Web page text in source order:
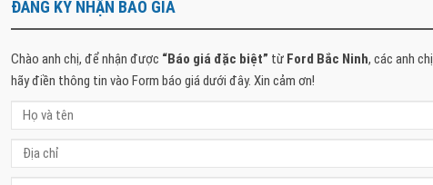
ĐĂNG KÝ NHẬN BÁO GIÁ
Chào anh chị, để nhận được “Báo giá đặc biệt” từ Ford Bắc Ninh, các anh chị
hãy điền thông tin vào Form báo giá dưới đây. Xin cảm ơn!